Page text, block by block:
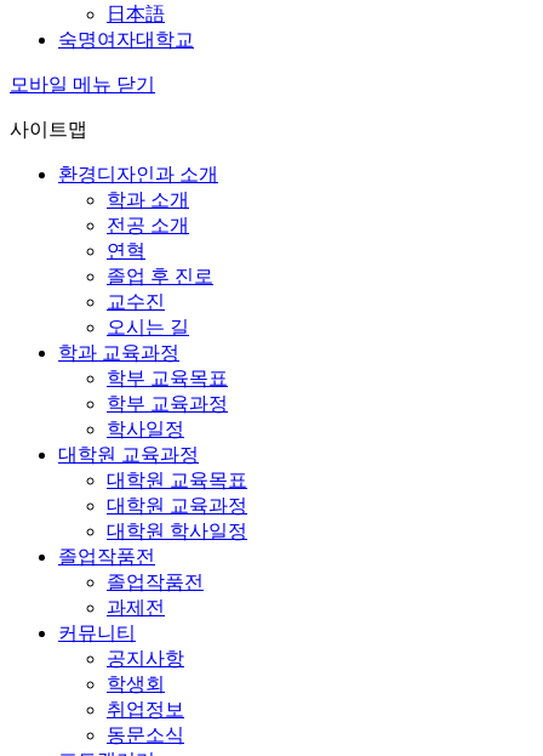
日本語
숙명여자대학교
모바일 메뉴 닫기
사이트맵
환경디자인과 소개
학과 소개
전공 소개
연혁
졸업 후 진로
교수진
오시는 길
학과 교육과정
학부 교육목표
학부 교육과정
학사일정
대학원 교육과정
대학원 교육목표
대학원 교육과정
대학원 학사일정
졸업작품전
졸업작품전
과제전
커뮤니티
공지사항
학생회
취업정보
동문소식